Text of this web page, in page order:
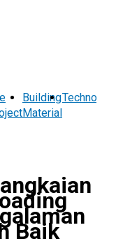
Building
Material
Baik